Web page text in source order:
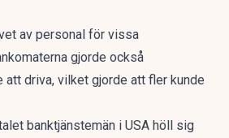
av personal för vissa
gjorde också
att driva, vilket gjorde att fler kunde
banktjänstemän i USA höll sig